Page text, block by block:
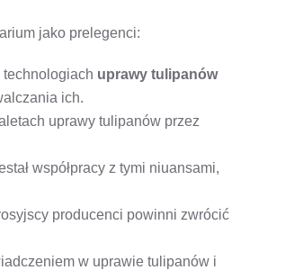
jako prelegenci:
technologiach uprawy tulipanów
ich.
uprawy tulipanów przez
współpracy z tymi niuansami,
producenci powinni zwrócić
w uprawie tulipanów i